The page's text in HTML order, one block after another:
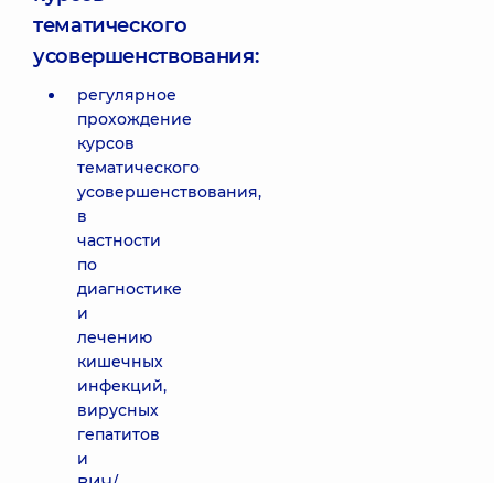
тематического
усовершенствования:
регулярное
прохождение
курсов
тематического
усовершенствования,
в
частности
по
диагностике
и
лечению
кишечных
инфекций,
вирусных
гепатитов
и